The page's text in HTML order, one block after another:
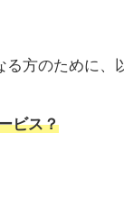
方のために、
ビス？